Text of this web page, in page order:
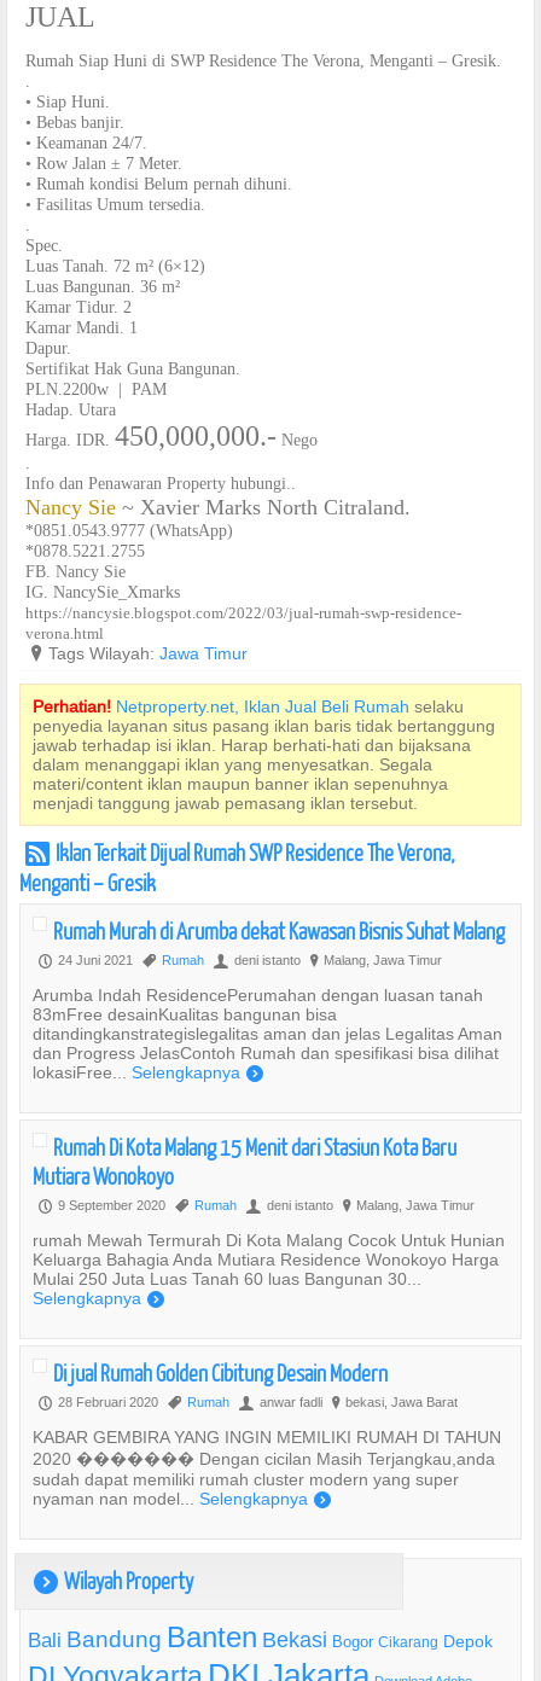
JUAL
Rumah Siap Huni di SWP Residence The Verona, Menganti – Gresik.
.
• Siap Huni.
• Bebas banjir.
• Keamanan 24/7.
• Row Jalan ± 7 Meter.
• Rumah kondisi Belum pernah dihuni.
• Fasilitas Umum tersedia.
.
Spec.
Luas Tanah. 72 m² (6×12)
Luas Bangunan. 36 m²
Kamar Tidur. 2
Kamar Mandi. 1
Dapur.
Sertifikat Hak Guna Bangunan.
PLN.2200w | PAM
Hadap. Utara
Harga. IDR. 450,000,000.- Nego
.
Info dan Penawaran Property hubungi..
Nancy Sie ~ Xavier Marks North Citraland.
*0851.0543.9777 (WhatsApp)
*0878.5221.2755
FB. Nancy Sie
IG. NancySie_Xmarks
https://nancysie.blogspot.com/2022/03/jual-rumah-swp-residence-
verona.html
? Tags Wilayah: Jawa Timur
Perhatian! Netproperty.net, Iklan Jual Beli Rumah selaku
penyedia layanan situs pasang iklan baris tidak bertanggung
jawab terhadap isi iklan. Harap berhati-hati dan bijaksana
dalam menanggapi iklan yang menyesatkan. Segala
materi/content iklan maupun banner iklan sepenuhnya
menjadi tanggung jawab pemasang iklan tersebut.
r Iklan Terkait Dijual Rumah SWP Residence The Verona,
Menganti – Gresik
Rumah Murah di Arumba dekat Kawasan Bisnis Suhat Malang
P 24 Juni 2021 , Rumah U deni istanto ? Malang, Jawa Timur
Arumba Indah ResidencePerumahan dengan luasan tanah
83mFree desainKualitas bangunan bisa
ditandingkanstrategislegalitas aman dan jelas Legalitas Aman
dan Progress JelasContoh Rumah dan spesifikasi bisa dilihat
lokasiFree... Selengkapnya )
Rumah Di Kota Malang 15 Menit dari Stasiun Kota Baru
Mutiara Wonokoyo
P 9 September 2020 , Rumah U deni istanto ? Malang, Jawa Timur
rumah Mewah Termurah Di Kota Malang Cocok Untuk Hunian
Keluarga Bahagia Anda Mutiara Residence Wonokoyo Harga
Mulai 250 Juta Luas Tanah 60 luas Bangunan 30...
Selengkapnya )
Di jual Rumah Golden Cibitung Desain Modern
P 28 Februari 2020 , Rumah U anwar fadli ? bekasi, Jawa Barat
KABAR GEMBIRA YANG INGIN MEMILIKI RUMAH DI TAHUN
2020 ������� Dengan cicilan Masih Terjangkau,anda
sudah dapat memiliki rumah cluster modern yang super
nyaman nan model... Selengkapnya )
) Wilayah Property
Bali Bandung Banten Bekasi Bogor Cikarang Depok